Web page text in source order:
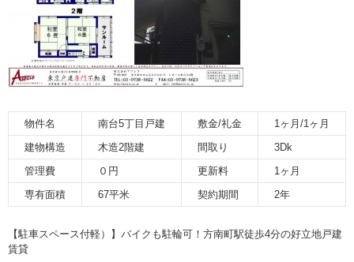
物件名 南台5丁目戸建 敷金/礼金
1ヶ月/1ヶ月
建物構造
木造2階建 間取り
3Dk
管理費
０円 更新料
1ヶ月
専有面積
67平米 契約期間 2年
【駐車スペース付軽）】バイクも駐輪可！方南町駅徒歩4分の好立地戸建
賃貸